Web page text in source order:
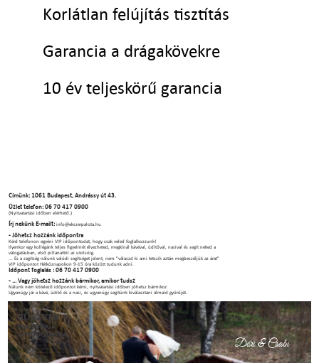
Korlátlan felújítás tisztítás
Garancia a drágakövekre
10 év teljeskörű garancia
Címünk: 1061 Budapest, Andrássy út 43.
Üzlet telefon: 06 70 417 0900
(Nyitvatartási időben elérhető.)
Írj nekünk E-mailt:info@ekszerpalota.hu
- Jöhetsz hozzánk időpontra
Kérd telefonon egyéni VIP időpontodat, hogy csak veled foglalkozzunk!
Ilyenkor egy kollégánk teljes figyelmét élvezheted, megkínál kávéval, üdítőval, nasival és segít neked a
válogatásban, első pillanattól az utolsóig.
... És a segítség nálunk valódi segítséget jelent, nem "válaszd ki ami tetszik aztán megbeszéljük az árat"
VIP időpontot Hétköznapokon 9-15 óra között tudunk adni.
Időpont foglalás : 06 70 417 0900
- ... Vagy jöhetsz hozzánk bármikor, amikor tudsz
Nálunk nem kötelező időpontot kérni, nyitvatartási időben jöhetsz bármikor.
Ugyanúgy jár a kávé, üdítő és a nasi, és ugyanúgy segítünk kiválasztani álmaid gyűrűjét.
BÜSZKÉK
VAGYUNK A
BOLDOGSÁGRA.
Dóri & Csabi